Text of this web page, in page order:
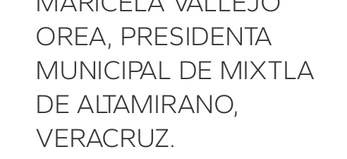
OREA, PRESIDENTA
MUNICIPAL DE MIXTLA
DE ALTAMIRANO,
VERACRUZ.